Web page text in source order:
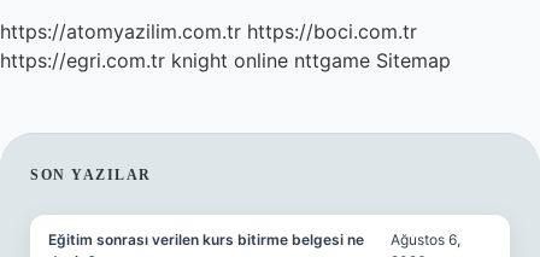
https://atomyazilim.com.tr https://boci.com.tr
https://egri.com.tr knight online nttgame Sitemap
SIDEBAR
SON YAZILAR
Eğitim sonrası verilen kurs bitirme belgesi ne
Ağustos 6,